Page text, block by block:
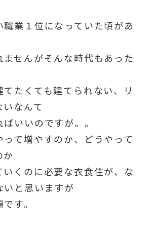
業１位になっていた頃があ
せんがそんな時代もあった
たくても建てられない、リ
なんて
いいのですが。。
て増やすのか、どうやって
か
いくのに必要な衣食住が、な
いと思いますが
す。